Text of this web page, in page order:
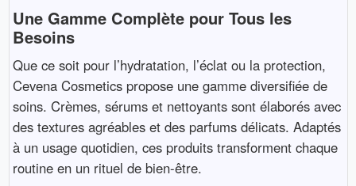
Une Gamme Complète pour Tous les
Besoins
Que ce soit pour l’hydratation, l’éclat ou la protection,
Cevena Cosmetics propose une gamme diversifiée de
soins. Crèmes, sérums et nettoyants sont élaborés avec
des textures agréables et des parfums délicats. Adaptés
à un usage quotidien, ces produits transforment chaque
routine en un rituel de bien-être.